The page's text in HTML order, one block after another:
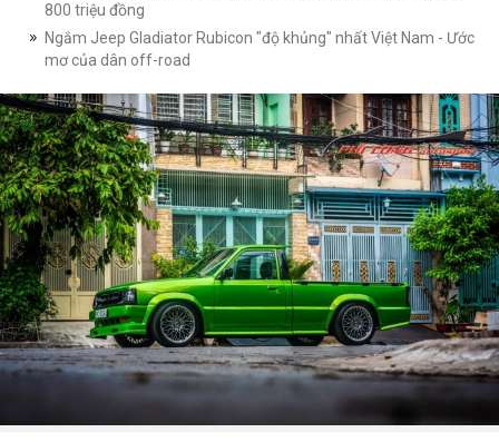
800 triệu đồng
Ngắm Jeep Gladiator Rubicon "độ khủng" nhất Việt Nam - Ước
mơ của dân off-road